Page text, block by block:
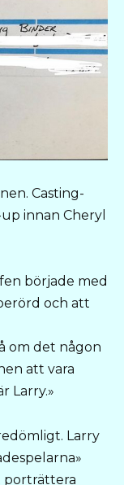
Casting-
innan Cheryl
började med
och att
om det någon
att vara
Larry.»
Larry
porträttera